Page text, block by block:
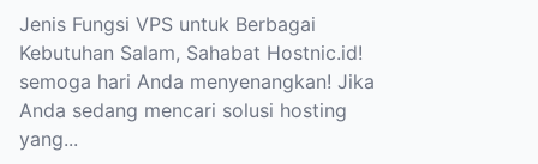
Jenis Fungsi VPS untuk Berbagai
Kebutuhan Salam, Sahabat Hostnic.id!
semoga hari Anda menyenangkan! Jika
Anda sedang mencari solusi hosting
yang...